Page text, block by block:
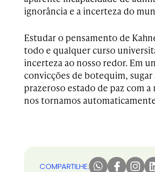
ignorância e a incerteza do
Estudar o pensamento de
todo e qualquer curso
incerteza ao nosso redor. Em
convicções de botequim, sugar
prazeroso estado de paz com
nos tornamos
COMPARTILHE: